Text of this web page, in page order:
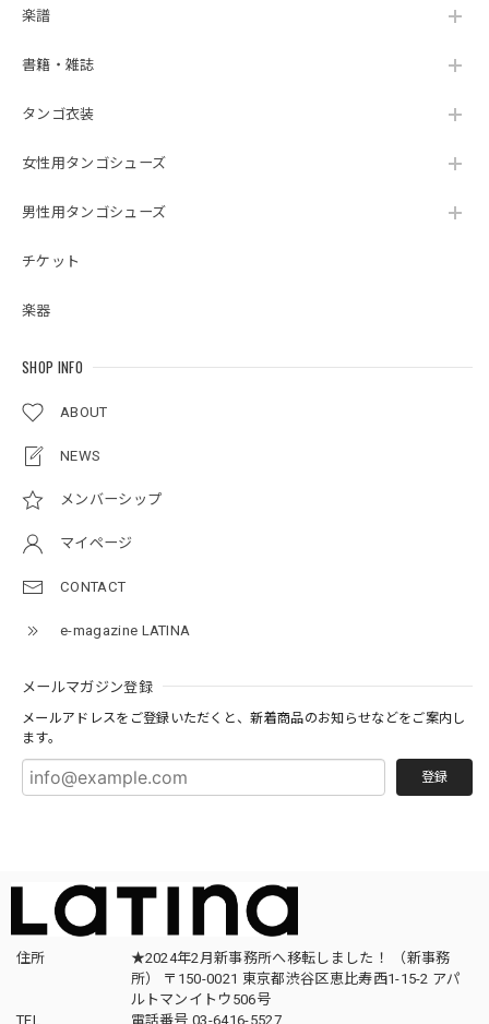
楽譜
書籍・雑誌
タンゴ衣装
女性用タンゴシューズ
男性用タンゴシューズ
チケット
楽器
SHOP INFO
ABOUT
NEWS
メンバーシップ
マイページ
CONTACT
e-magazine LATINA
メールマガジン登録
メールアドレスをご登録いただくと、新着商品のお知らせなどをご案内し
ます。
登録
住所
★2024年2月新事務所へ移転しました！ （新事務
所） 〒150-0021 東京都渋谷区恵比寿西1-15-2 アパ
ルトマンイトウ506号
TEL
電話番号 03-6416-5527